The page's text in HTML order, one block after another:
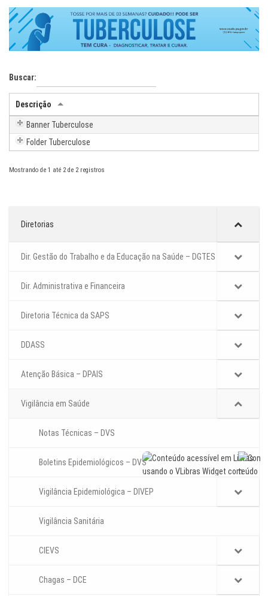
Buscar:
Descrição
Banner Tuberculose
Folder Tuberculose
Mostrando de 1 até 2 de 2 registros
Diretorias
Dir. Gestão do Trabalho e da Educação na Saúde – DGTES
Dir. Administrativa e Financeira
Diretoria Técnica da SAPS
DDASS
Atenção Básica – DPAIS
Vigilância em Saúde
Notas Técnicas – DVS
Boletins Epidemiológicos – DVS
Vigilância Epidemiológica – DIVEP
Vigilância Sanitária
CIEVS
Chagas – DCE